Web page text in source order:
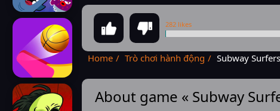
282 likes
Home Trò chơi hành động Subway
About game « Subway